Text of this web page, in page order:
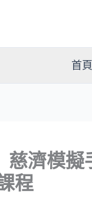
首頁
慈濟模
程